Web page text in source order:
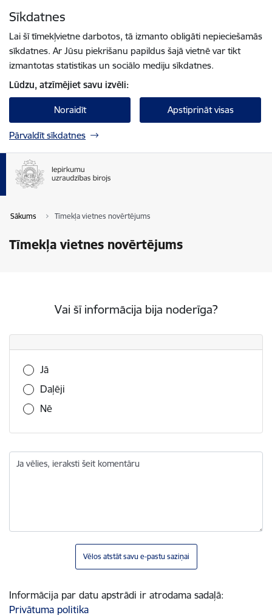
Sīkdatnes
Lai šī tīmekļvietne darbotos, tā izmanto obligāti nepieciešamās
sīkdatnes. Ar Jūsu piekrišanu papildus šajā vietnē var tikt
izmantotas statistikas un sociālo mediju sīkdatnes.
Lūdzu, atzīmējiet savu izvēli:
Noraidīt Apstiprināt visas
Pārvaldīt sīkdatnes
Sākums Tīmekļa vietnes novērtējums
Tīmekļa vietnes novērtējums
Vai šī informācija bija noderīga?
Vai šī informācija bija noderīga?
Jā
Daļēji
Nē
Ja vēlies, ieraksti šeit komentāru
Vēlos atstāt savu e-pastu saziņai
Informācija par datu apstrādi ir atrodama sadaļā:
Privātuma politika